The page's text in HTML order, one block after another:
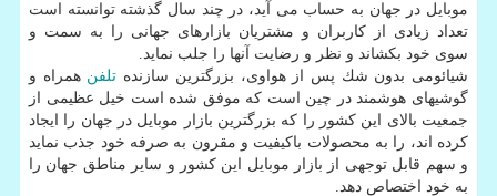
موبایل در جهان به حساب می آید، در چند سال گذشته توانسته است
تعداد زیادی از كاربران و مشتریان بازارهای جهانی را به سمت و
سوی خود بكشاند و نظر و رضایت آنها را جلب نماید.
شیائومی بدون شك پس از هواوی، بزرگترین سازنده تلفن همراه و
گوشیهای هوشمند در چین است كه موفق شده است خیل عظیمی از
جمعیت بالای این كشور را كه بزرگترین بازار موبایل در جهان را ایجاد
كرده اند، را به محصولات باكیفیت و مقرون به صرفه خود جذب نماید
و سهم قابل توجهی از بازار موبایل این كشور و سایر مناطق جهان را
به خود اختصاص دهد.